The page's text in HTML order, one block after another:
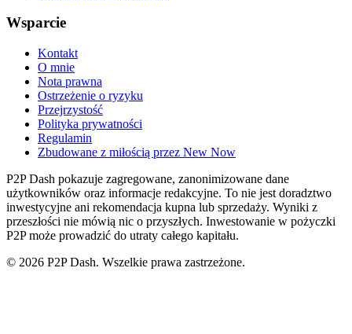
Wsparcie
Kontakt
O mnie
Nota prawna
Ostrzeżenie o ryzyku
Przejrzystość
Polityka prywatności
Regulamin
Zbudowane z miłością przez New Now
P2P Dash pokazuje zagregowane, zanonimizowane dane
użytkowników oraz informacje redakcyjne. To nie jest doradztwo
inwestycyjne ani rekomendacja kupna lub sprzedaży. Wyniki z
przeszłości nie mówią nic o przyszłych. Inwestowanie w pożyczki
P2P może prowadzić do utraty całego kapitału.
© 2026 P2P Dash. Wszelkie prawa zastrzeżone.